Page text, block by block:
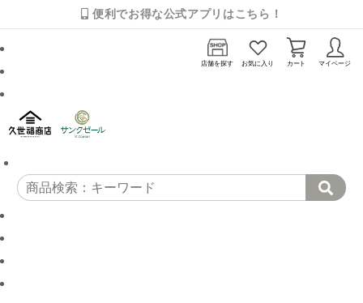
便利でお得な公式アプリはこちら！
店舗を探す お気に入り カート マイページ